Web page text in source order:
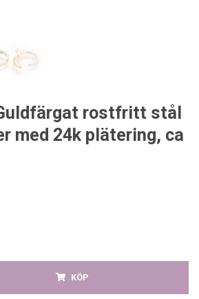
rostfritt stål
med 24k plätering, ca
KÖP